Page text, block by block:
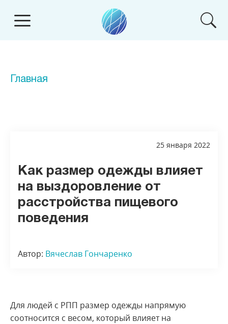
Главная
25 января 2022
Как размер одежды влияет
на выздоровление от
расстройства пищевого
поведения
Автор: Вячеслав Гончаренко
Для людей с РПП размер одежды напрямую
соотносится с весом, который влияет на